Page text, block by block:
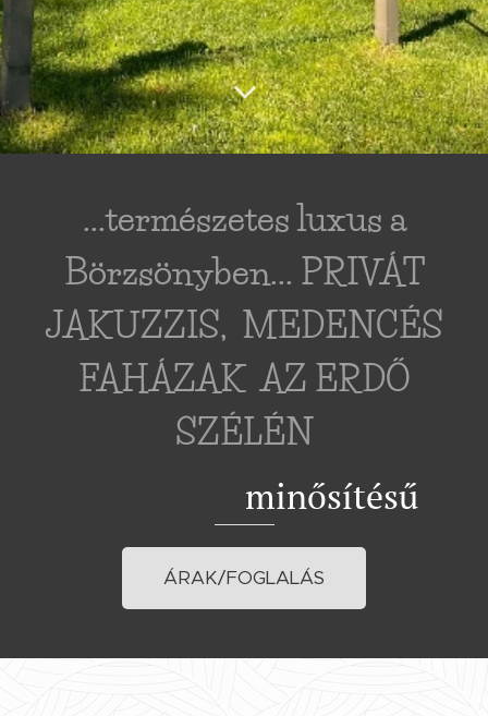
...természetes luxus a
Börzsönyben... PRIVÁT
JAKUZZIS, MEDENCÉS
FAHÁZAK AZ ERDŐ
SZÉLÉN
⭐⭐⭐⭐ minősítésű
ÁRAK/FOGLALÁS